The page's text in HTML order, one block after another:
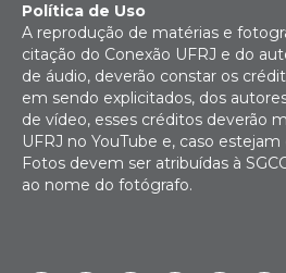
Política de Uso
A reprodução de matérias e
citação do Conexão UFRJ e do
de áudio, deverão constar os
em sendo explicitados, dos
de vídeo, esses créditos deverão
UFRJ no YouTube e, caso
Fotos devem ser atribuídas à
ao nome do fotógrafo.